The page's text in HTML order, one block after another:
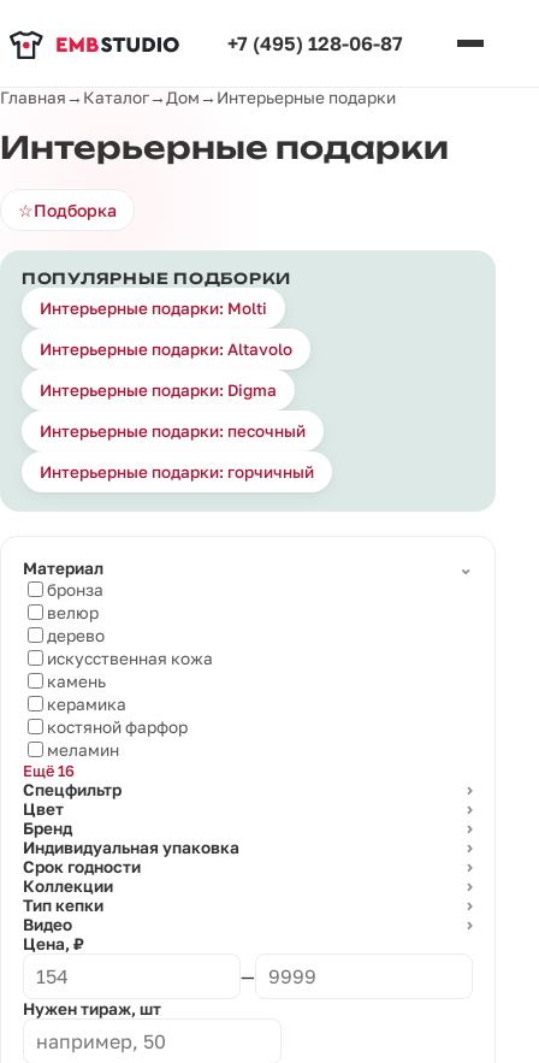
+7 (495) 128-06-87
Главная→ Каталог→ Дом→ Интерьерные подарки
Интерьерные подарки
☆Подборка
ПОПУЛЯРНЫЕ ПОДБОРКИ
Интерьерные подарки: Molti
Интерьерные подарки: Altavolo
Интерьерные подарки: Digma
Интерьерные подарки: песочный
Интерьерные подарки: горчичный
Материал
⌄
бронза
велюр
дерево
искусственная кожа
камень
керамика
костяной фарфор
меламин
Ещё 16
Спецфильтр
⌄
Цвет ⌄
Бренд ⌄
Индивидуальная упаковка ⌄
Срок годности ⌄
Коллекции ⌄
Тип кепки ⌄
Видео ⌄
Цена, ₽
—
Нужен тираж, шт